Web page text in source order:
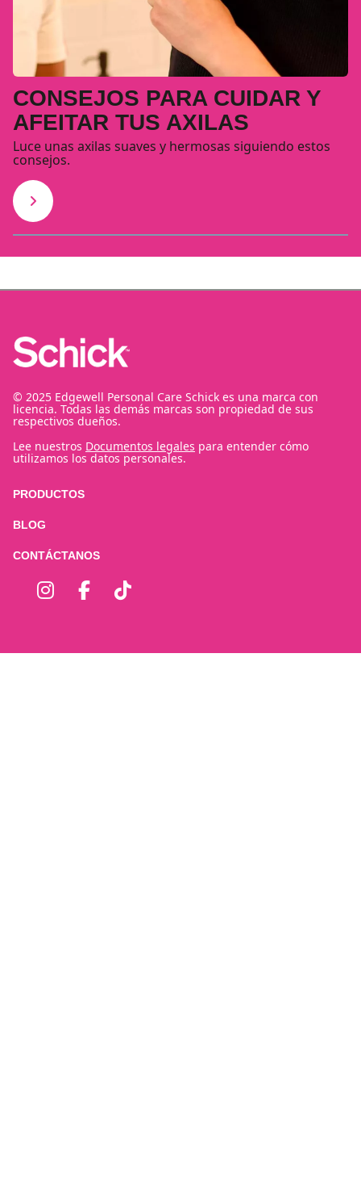
CONSEJOS PARA CUIDAR Y
AFEITAR TUS AXILAS
Luce unas axilas suaves y hermosas siguiendo estos
consejos.
© 2025 Edgewell Personal Care Schick es una marca con
licencia. Todas las demás marcas son propiedad de sus
respectivos dueños.
Lee nuestros Documentos legales para entender cómo
utilizamos los datos personales.
PRODUCTOS
BLOG
CONTÁCTANOS